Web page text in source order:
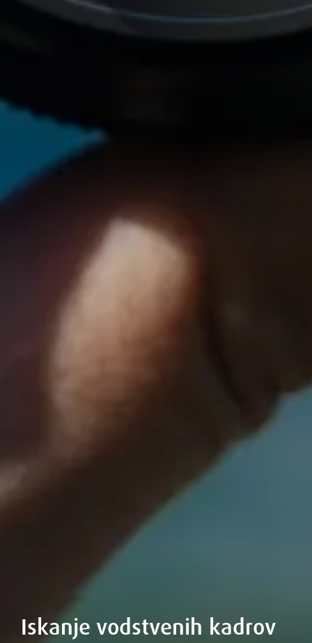
Iskanje vodstvenih kadrov